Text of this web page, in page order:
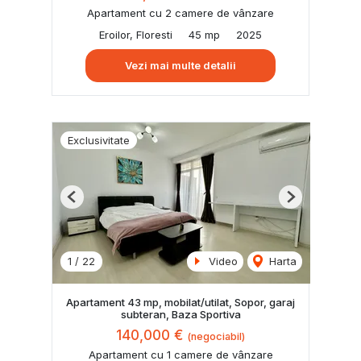
Apartament cu 2 camere de vânzare
Eroilor, Floresti
45 mp 2025
Vezi mai multe detalii
Exclusivitate
1 / 22 Video Harta
Previous Next
Apartament 43 mp, mobilat/utilat, Sopor, garaj
subteran, Baza Sportiva
140,000 € (negociabil)
Apartament cu 1 camere de vânzare